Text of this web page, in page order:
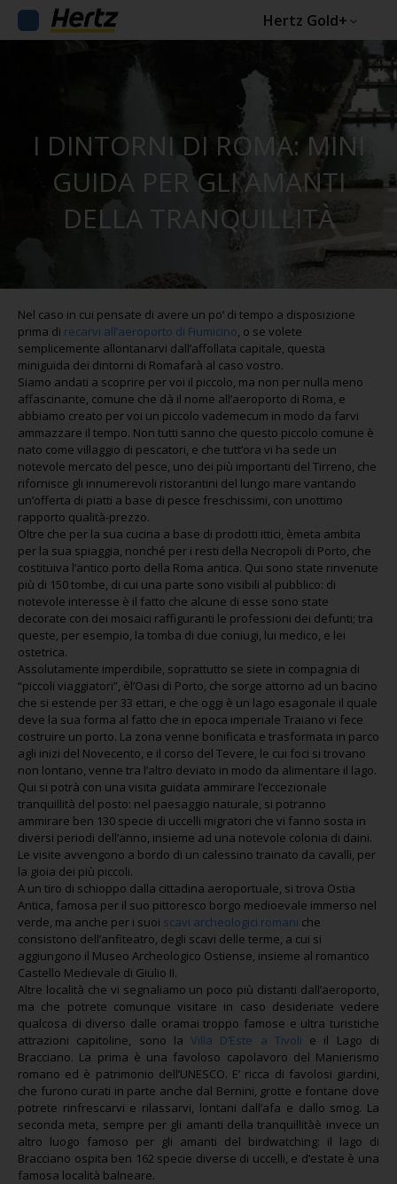
Hertz Gold+
I DINTORNI DI ROMA: MINI
GUIDA PER GLI AMANTI
DELLA TRANQUILLITÀ
Nel caso in cui pensate di avere un po’ di tempo a disposizione
prima di recarvi all’aeroporto di Fiumicino, o se volete
semplicemente allontanarvi dall’affollata capitale, questa
miniguida dei dintorni di Romafarà al caso vostro.
Siamo andati a scoprire per voi il piccolo, ma non per nulla meno
affascinante, comune che dà il nome all’aeroporto di Roma, e
abbiamo creato per voi un piccolo vademecum in modo da farvi
ammazzare il tempo. Non tutti sanno che questo piccolo comune è
nato come villaggio di pescatori, e che tutt’ora vi ha sede un
notevole mercato del pesce, uno dei più importanti del Tirreno, che
rifornisce gli innumerevoli ristorantini del lungo mare vantando
un’offerta di piatti a base di pesce freschissimi, con unottimo
rapporto qualità-prezzo.
Oltre che per la sua cucina a base di prodotti ittici, èmeta ambita
per la sua spiaggia, nonché per i resti della Necropoli di Porto, che
costituiva l’antico porto della Roma antica. Qui sono state rinvenute
più di 150 tombe, di cui una parte sono visibili al pubblico: di
notevole interesse è il fatto che alcune di esse sono state
decorate con dei mosaici raffiguranti le professioni dei defunti; tra
queste, per esempio, la tomba di due coniugi, lui medico, e lei
ostetrica.
Assolutamente imperdibile, soprattutto se siete in compagnia di
“piccoli viaggiatori”, èl’Oasi di Porto, che sorge attorno ad un bacino
che si estende per 33 ettari, e che oggi è un lago esagonale il quale
deve la sua forma al fatto che in epoca imperiale Traiano vi fece
costruire un porto. La zona venne bonificata e trasformata in parco
agli inizi del Novecento, e il corso del Tevere, le cui foci si trovano
non lontano, venne tra l’altro deviato in modo da alimentare il lago.
Qui si potrà con una visita guidata ammirare l’eccezionale
tranquillità del posto: nel paesaggio naturale, si potranno
ammirare ben 130 specie di uccelli migratori che vi fanno sosta in
diversi periodi dell’anno, insieme ad una notevole colonia di daini.
Le visite avvengono a bordo di un calessino trainato da cavalli, per
la gioia dei più piccoli.
A un tiro di schioppo dalla cittadina aeroportuale, si trova Ostia
Antica, famosa per il suo pittoresco borgo medioevale immerso nel
verde, ma anche per i suoi scavi archeologici romani che
consistono dell’anfiteatro, degli scavi delle terme, a cui si
aggiungono il Museo Archeologico Ostiense, insieme al romantico
Castello Medievale di Giulio II.
Altre località che vi segnaliamo un poco più distanti dall’aeroporto,
ma che potrete comunque visitare in caso desideriate vedere
qualcosa di diverso dalle oramai troppo famose e ultra turistiche
attrazioni capitoline, sono laVilla D’Este a Tivoli e il Lago di
Bracciano. La prima è una favoloso capolavoro del Manierismo
romano ed è patrimonio dell’UNESCO. E’ ricca di favolosi giardini,
che furono curati in parte anche dal Bernini, grotte e fontane dove
potrete rinfrescarvi e rilassarvi, lontani dall’afa e dallo smog. La
seconda meta, sempre per gli amanti della tranquillitàè invece un
altro luogo famoso per gli amanti del birdwatching: il lago di
Bracciano ospita ben 162 specie diverse di uccelli, e d’estate è una
famosa località balneare.